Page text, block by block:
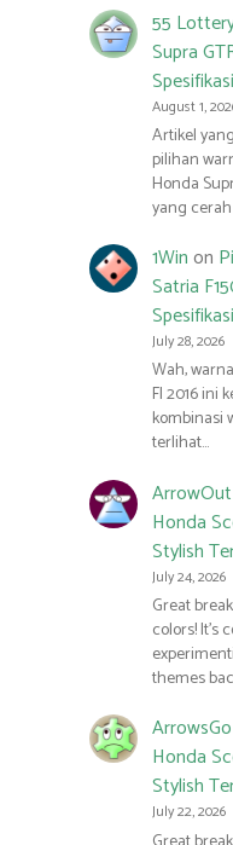
55
Supra
Spesifikasi
August 1,
Artikel
pilihan
Honda
yang
1Winon
Satria
July 28, 2026
Wah,
FI 2016 ini
kombinasi
terlihat…
ArrowOut
Honda
Stylish
July 24, 2026
Great
colors! It’s
themes
ArrowsGo
Honda
Stylish
July 22, 2026